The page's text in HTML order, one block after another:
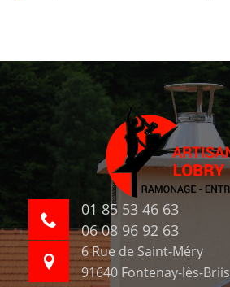
01 85 53 46 63
06 08 96 92 63
6 Rue de Saint-Méry
91640 Fontenay-lès-Briis